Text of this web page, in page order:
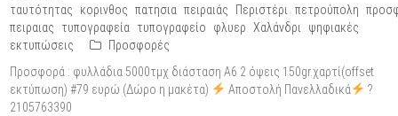
ταυτότητας
κορινθος πατησια πειραιάς Περιστέρι πετρούπολη
πειραιας
τυπογραφεία τυπογραφείο φλυερ Χαλάνδρι
ψηφιακές
εκτυπώσεις
Προσφορές
Προσφορά : φυλλάδια 5000τμχ διάσταση Α6 2 όψεις 150gr.χαρτί(offset
εκτύπωση) #79 ευρώ (Δώρο η μακέτα)
Αποστολή Πανελλαδικά
?
2105763390